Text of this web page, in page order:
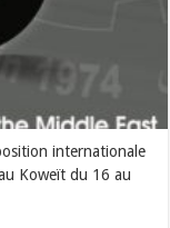
internationale
Koweït du 16 au